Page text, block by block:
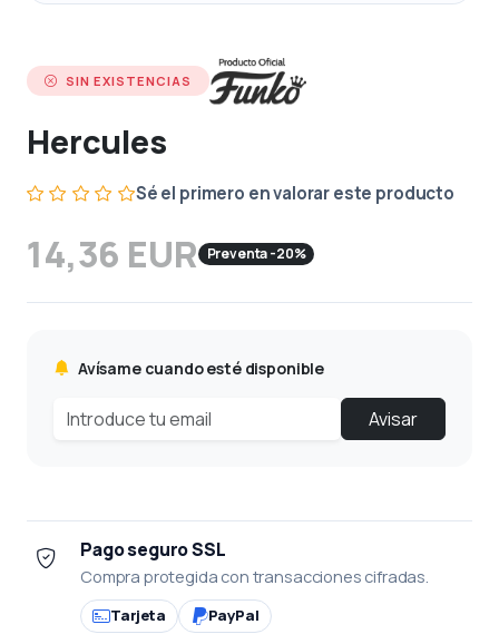
SIN EXISTENCIAS
Hercules
Sé el primero en valorar este producto
14,36 EUR Preventa -20%
Avísame cuando esté disponible
Avisar
Pago seguro SSL
Compra protegida con transacciones cifradas.
Tarjeta PayPal